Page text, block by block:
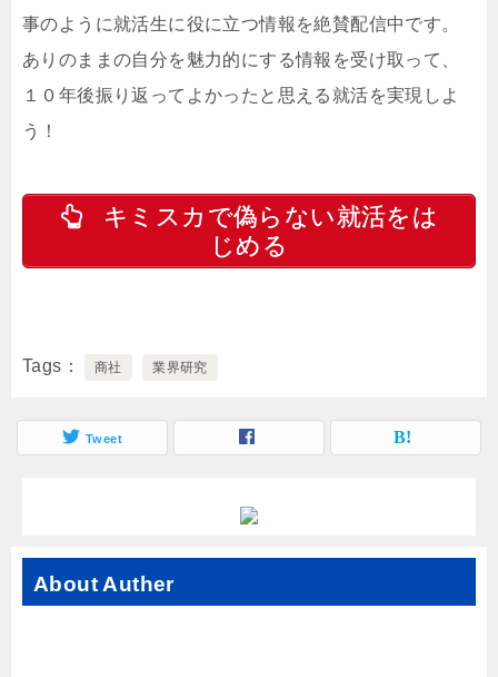
事のように就活生に役に立つ情報を絶賛配信中です。
ありのままの自分を魅力的にする情報を受け取って、
１０年後振り返ってよかったと思える就活を実現しよ
う！
キミスカで偽らない就活をは
じめる
Tags 商社 業界研究
Tweet
About Auther